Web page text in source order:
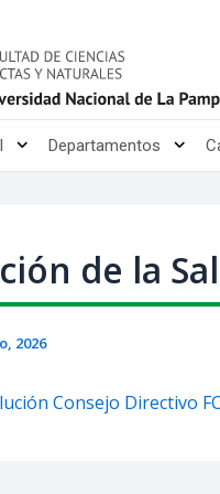
Departamentos
de la
2026
Consejo Directivo